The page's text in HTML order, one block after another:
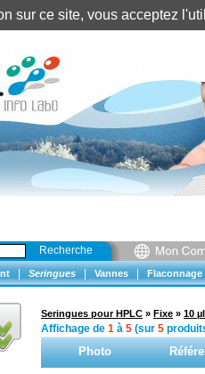
Recherche
Seringues Vannes Flaconnage
Seringues pour HPLC » Fixe » 10 µl
Affichage de 1 à 5 (sur 5
Photo
sur ce site, vous acceptez